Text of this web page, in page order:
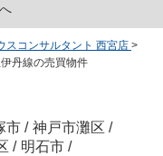
スコンサルタント 西宮店 >
丹線の売買物件
市 / 神戸市灘区 /
/ 明石市 /